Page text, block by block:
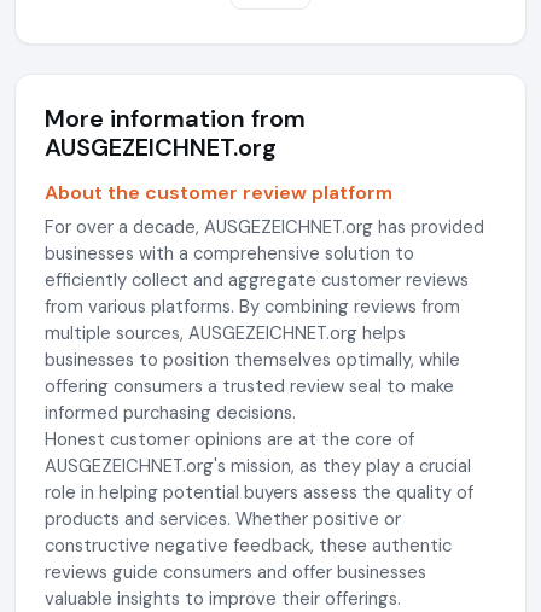
More information from
AUSGEZEICHNET.org
About the customer review platform
For over a decade, AUSGEZEICHNET.org has provided
businesses with a comprehensive solution to
efficiently collect and aggregate customer reviews
from various platforms. By combining reviews from
multiple sources, AUSGEZEICHNET.org helps
businesses to position themselves optimally, while
offering consumers a trusted review seal to make
informed purchasing decisions.
Honest customer opinions are at the core of
AUSGEZEICHNET.org's mission, as they play a crucial
role in helping potential buyers assess the quality of
products and services. Whether positive or
constructive negative feedback, these authentic
reviews guide consumers and offer businesses
valuable insights to improve their offerings.